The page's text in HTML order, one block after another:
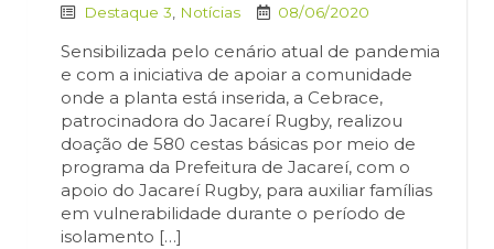
Destaque 3 Notícias 08/06/2020
Sensibilizada pelo cenário atual de pandemia
e com a iniciativa de apoiar a comunidade
onde a planta está inserida, a Cebrace,
patrocinadora do Jacareí Rugby, realizou
doação de 580 cestas básicas por meio de
programa da Prefeitura de Jacareí, com o
apoio do Jacareí Rugby, para auxiliar famílias
em vulnerabilidade durante o período de
isolamento […]